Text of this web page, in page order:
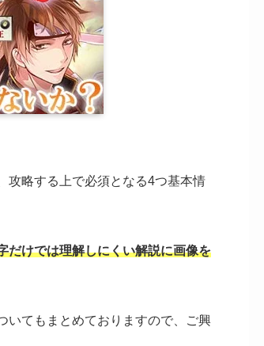
攻略する上で必須となる4つ基本情
だけでは理解しにくい解説に画像を
いてもまとめておりますので、ご興